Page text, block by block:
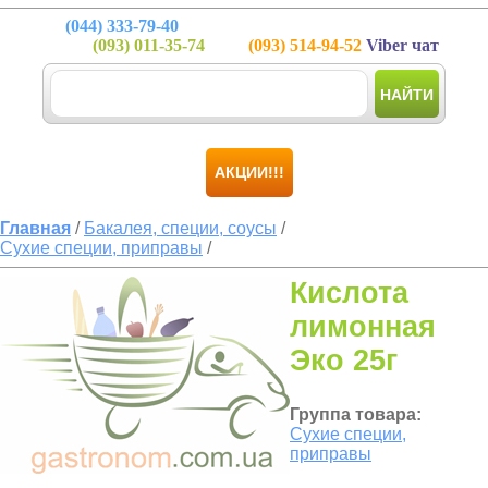
(044) 333-79-40
(093) 011-35-74 (093) 514-94-52 Viber чат
НАЙТИ
АКЦИИ!!!
Главная / Бакалея, специи, соусы /
Сухие специи, приправы /
Кислота
лимонная
Эко 25г
Группа товара:
Сухие специи,
приправы